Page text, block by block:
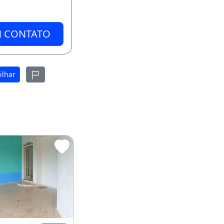
CONTATO
Cozinha